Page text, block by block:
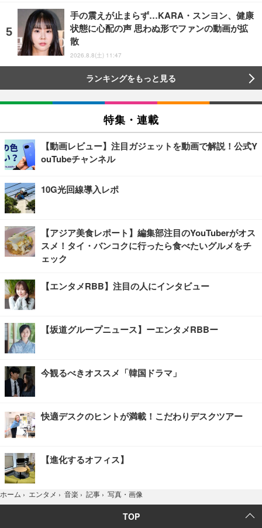
手の震えが止まらず…KARA・スンヨン、健康
状態に心配の声 思わぬ形でファンの動画が拡
散
2026.8.8(土) 11:47
ランキングをもっと見る
特集・連載
【動画レビュー】注目ガジェットを動画で解説！公式Y
ouTubeチャンネル
10G光回線導入レポ
【アジア美食レポート】編集部注目のYouTuberがオス
スメ！タイ・バンコクに行ったら食べたいグルメをチ
ェック
【エンタメRBB】注目の人にインタビュー
【坂道グループニュース】ーエンタメRBBー
今観るべきオススメ「韓国ドラマ」
快適デスクのヒントが満載！こだわりデスクツアー
【進化するオフィス】
ホーム › エンタメ › 音楽 › 記事 › 写真・画像
TOP